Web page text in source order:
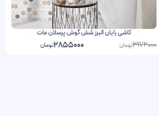
کاشی رایان البرز شش گوش پرسلان مات
3172000تومان 2855000تومان